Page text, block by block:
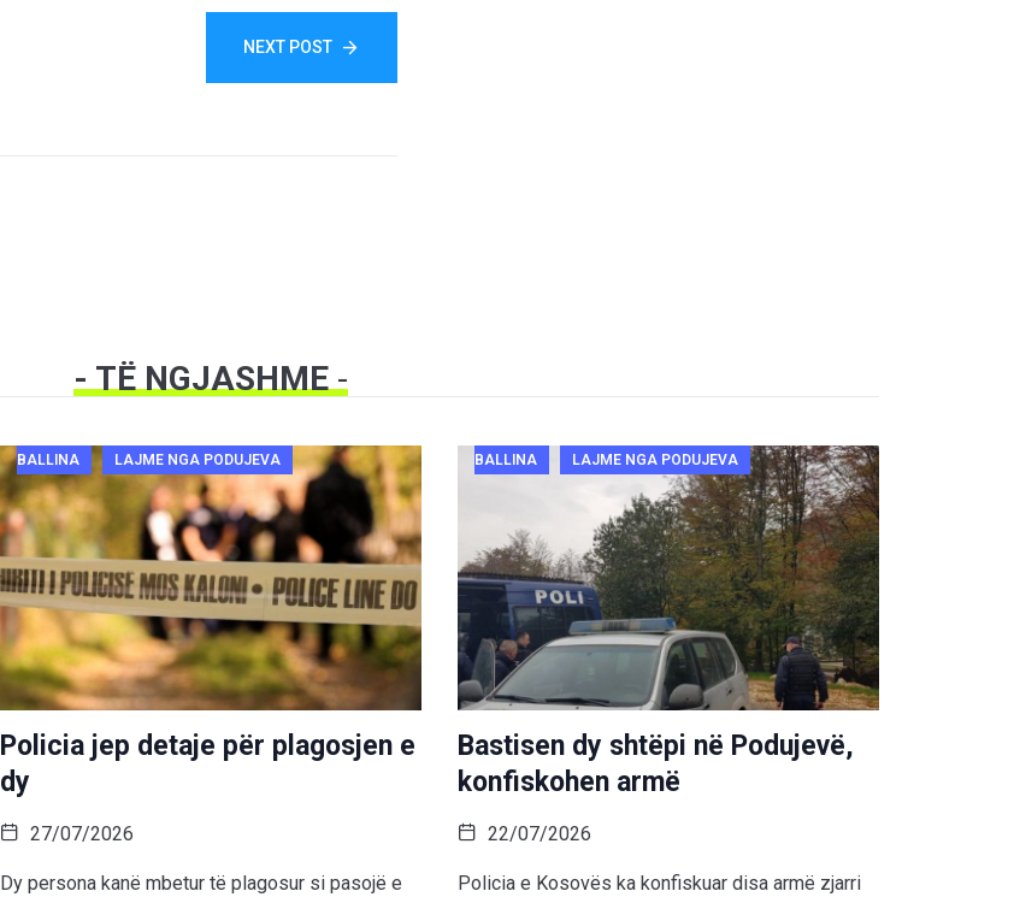
NEXT POST
- TË NGJASHME-
BALLINA LAJME NGA PODUJEVA
Policia jep detaje për plagosjen e
dy
27/07/2026
Dy persona kanë mbetur të plagosur si pasojë e
BALLINA LAJME NGA PODUJEVA
Bastisen dy shtëpi në Podujevë,
konfiskohen armë
22/07/2026
Policia e Kosovës ka konfiskuar disa armë zjarri